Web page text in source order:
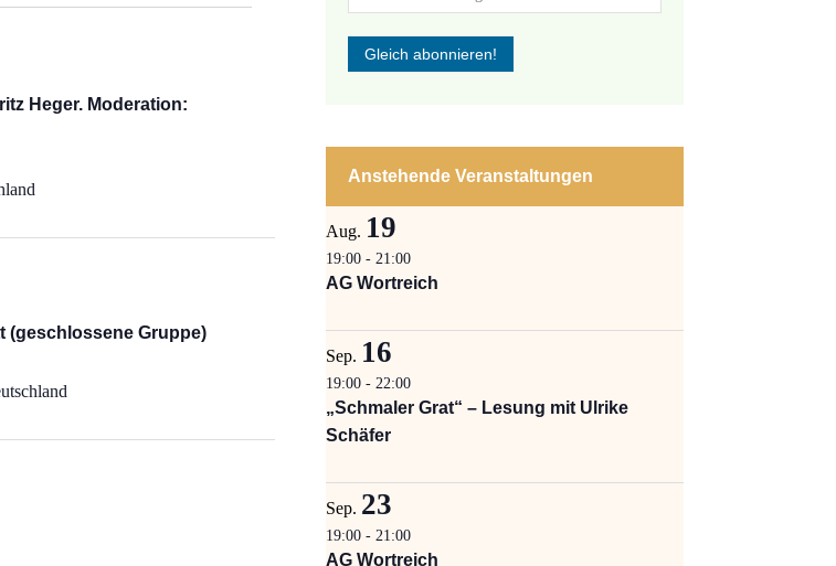
Navigation
Navigation
Heger. Moderation:
(geschlossene Gruppe)
Anstehende Veranstaltungen
Aug. 19
19:00 - 21:00
AG Wortreich
Sep. 16
19:00 - 22:00
„Schmaler Grat“ – Lesung mit Ulrike
Schäfer
Sep. 23
19:00 - 21:00
AG Wortreich